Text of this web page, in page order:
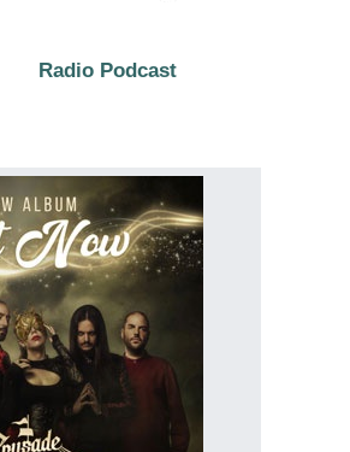
Radio Podcast